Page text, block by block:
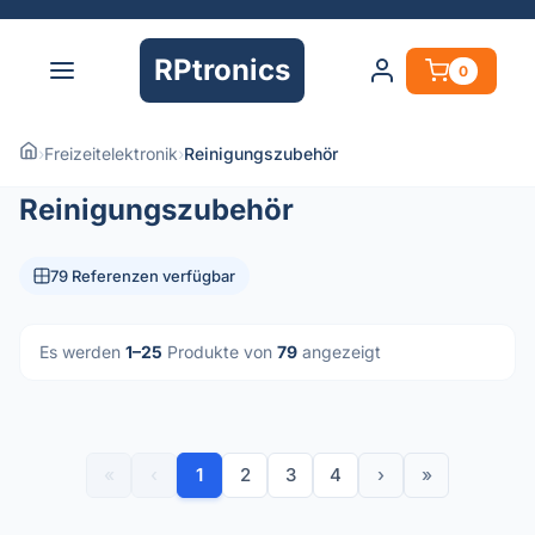
RPtronics 0
›Freizeitelektronik›Reinigungszubehör
Reinigungszubehör
79 Referenzen verfügbar
Es werden 1–25 Produkte von 79 angezeigt
1 2 3 4 › »